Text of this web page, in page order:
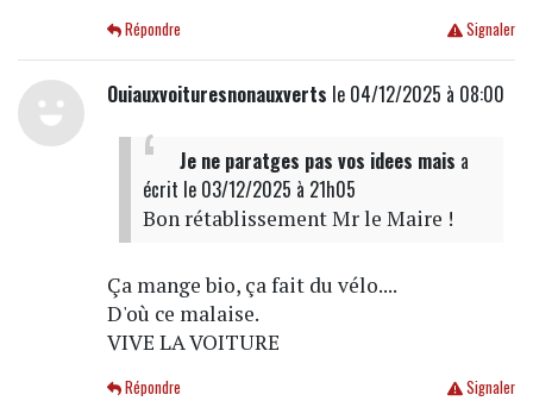
Signaler
Répondre
Ouiauxvoituresnonauxverts le 04/12/2025 à 08:00
Je ne paratges pas vos idees mais a
écrit le 03/12/2025 à 21h05
Bon rétablissement Mr le Maire !
Ça mange bio, ça fait du vélo....
D'où ce malaise.
VIVE LA VOITURE
Signaler
Répondre